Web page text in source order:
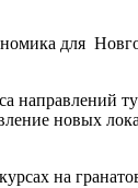
для
новых
на